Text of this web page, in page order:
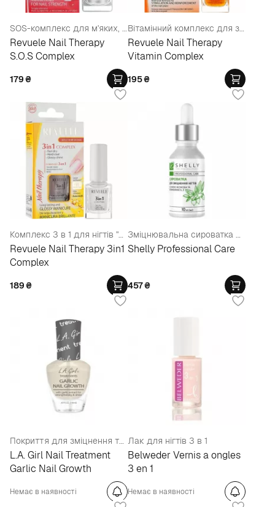
SOS-комплекс для м'яких, тонких нігтів, схильних до розшарування
Revuele Nail Therapy
S.O.S Complex
179₴
Вітамінний комплекс для зміцнення нігтів
Revuele Nail Therapy
Vitamin Complex
195₴
Комплекс 3 в 1 для нігтів "Сушка, покриття, блиск"
Revuele Nail Therapy 3in1
Complex
189₴
Зміцнювальна сироватка для нігтів з олією жожоба та вітамінами А, Е
Shelly Professional Care
457₴
Покриття для зміцнення та росту нігтів
L.A. Girl Nail Treatment
Garlic Nail Growth
Немає в наявності
Лак для нігтів 3 в 1
Belweder Vernis a ongles
3 en 1
Немає в наявності